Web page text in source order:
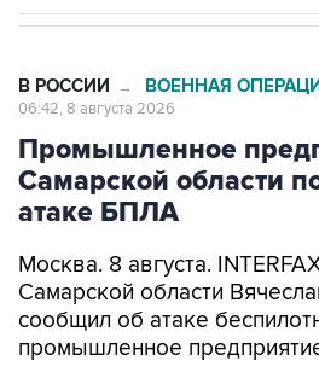
В РОССИИ → ВОЕННАЯ
06:42, 8 августа 2026
Промышленное
Самарской области
атаке БПЛА
Москва. 8 августа.
Самарской области
сообщил об атаке
промышленное